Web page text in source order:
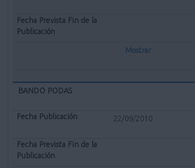
Mostrar
BANDO PODAS
22/09/2010